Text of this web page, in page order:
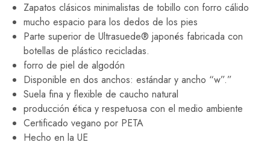
Zapatos clásicos minimalistas de tobillo con forro cálido
mucho espacio para los dedos de los pies
Parte superior de Ultrasuede® japonés fabricada con
botellas de plástico recicladas.
forro de piel de algodón
Disponible en dos anchos: estándar y ancho “w”.”
Suela fina y flexible de caucho natural
producción ética y respetuosa con el medio ambiente
Certificado vegano por PETA
Hecho en la UE